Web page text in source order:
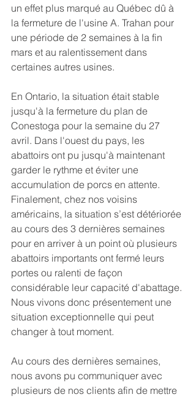
un effet plus marqué au Québec dû à
la fermeture de l'usine A. Trahan pour
une période de 2 semaines à la fin
mars et au ralentissement dans
certaines autres usines.
En Ontario, la situation était stable
jusqu'à la fermeture du plan de
Conestoga pour la semaine du 27
avril. Dans l'ouest du pays, les
abattoirs ont pu jusqu'à maintenant
garder le rythme et éviter une
accumulation de porcs en attente.
Finalement, chez nos voisins
américains, la situation s’est détériorée
au cours des 3 dernières semaines
pour en arriver à un point où plusieurs
abattoirs importants ont fermé leurs
portes ou ralenti de façon
considérable leur capacité d'abattage.
Nous vivons donc présentement une
situation exceptionnelle qui peut
changer à tout moment.
Au cours des dernières semaines,
nous avons pu communiquer avec
plusieurs de nos clients afin de mettre